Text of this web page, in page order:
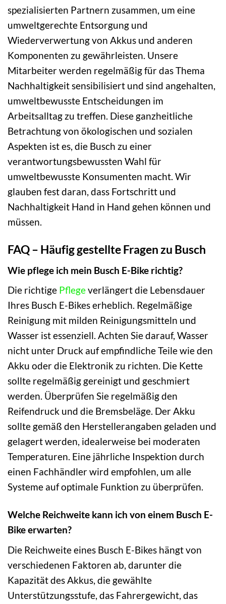
spezialisierten Partnern zusammen, um eine
umweltgerechte Entsorgung und
Wiederverwertung von Akkus und anderen
Komponenten zu gewährleisten. Unsere
Mitarbeiter werden regelmäßig für das Thema
Nachhaltigkeit sensibilisiert und sind angehalten,
umweltbewusste Entscheidungen im
Arbeitsalltag zu treffen. Diese ganzheitliche
Betrachtung von ökologischen und sozialen
Aspekten ist es, die Busch zu einer
verantwortungsbewussten Wahl für
umweltbewusste Konsumenten macht. Wir
glauben fest daran, dass Fortschritt und
Nachhaltigkeit Hand in Hand gehen können und
müssen.
FAQ – Häufig gestellte Fragen zu Busch
Wie pflege ich mein Busch E-Bike richtig?
Die richtige Pflegeverlängert die Lebensdauer
Ihres Busch E-Bikes erheblich. Regelmäßige
Reinigung mit milden Reinigungsmitteln und
Wasser ist essenziell. Achten Sie darauf, Wasser
nicht unter Druck auf empfindliche Teile wie den
Akku oder die Elektronik zu richten. Die Kette
sollte regelmäßig gereinigt und geschmiert
werden. Überprüfen Sie regelmäßig den
Reifendruck und die Bremsbeläge. Der Akku
sollte gemäß den Herstellerangaben geladen und
gelagert werden, idealerweise bei moderaten
Temperaturen. Eine jährliche Inspektion durch
einen Fachhändler wird empfohlen, um alle
Systeme auf optimale Funktion zu überprüfen.
Welche Reichweite kann ich von einem Busch E-
Bike erwarten?
Die Reichweite eines Busch E-Bikes hängt von
verschiedenen Faktoren ab, darunter die
Kapazität des Akkus, die gewählte
Unterstützungsstufe, das Fahrergewicht, das